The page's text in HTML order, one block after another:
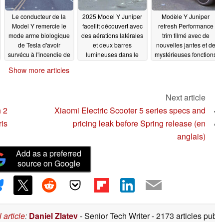
Le conducteur de la
Model Y remercie le
mode arme biologique
de Tesla d'avoir
survécu à l'incendie de
Angeles, alors que
2025 Model Y Juniper
facelift découvert avec
des aérations latérales
et deux barres
lumineuses dans le
Modèle Y Juniper
refresh Performance
trim filmé avec de
nouvelles jantes et de
mystérieuses
Show more articles
2
Next article
Xiaomi Electric Scooter 5 series specs and
pricing leak before Spring release (en
anglais)
Add as a preferred
source on Google
article: Daniel Zlatev- Senior Tech Writer- 2173 articles